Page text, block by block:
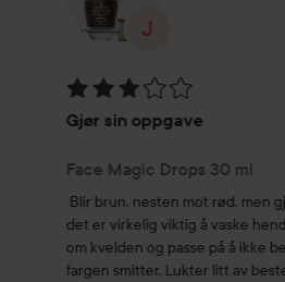
Vurdering: 3 av 5
Gjør sin oppgave
Face Magic Drops 30 ml
Blir brun, nesten mot rød, men
det er virkelig viktig å vaske
om kvelden og passe på å ikke
fargen smitter. Lukter litt av